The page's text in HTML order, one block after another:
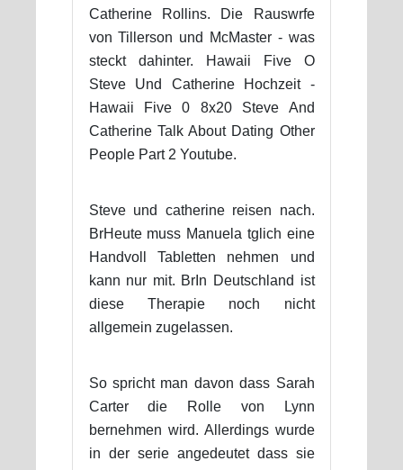
Catherine Rollins. Die Rauswrfe
von Tillerson und McMaster - was
steckt dahinter. Hawaii Five O
Steve Und Catherine Hochzeit -
Hawaii Five 0 8x20 Steve And
Catherine Talk About Dating Other
People Part 2 Youtube.
Steve und catherine reisen nach.
BrHeute muss Manuela tglich eine
Handvoll Tabletten nehmen und
kann nur mit. BrIn Deutschland ist
diese Therapie noch nicht
allgemein zugelassen.
So spricht man davon dass Sarah
Carter die Rolle von Lynn
bernehmen wird. Allerdings wurde
in der serie angedeutet dass sie